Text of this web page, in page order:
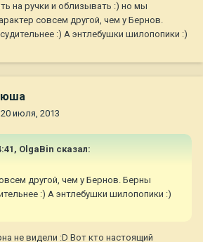
на ручки и облизывать :) но мы
совсем другой, чем у Бернов.
:) А энтлебушки шилопопики :)
20 июля, 2013
OlgaBin сказал:
другой, чем у Бернов. Берны
:) А энтлебушки шилопопики :)
не видели :D Вот кто настоящий